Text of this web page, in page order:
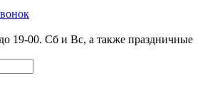
до 19-00. Сб и Вс, а также праздничные